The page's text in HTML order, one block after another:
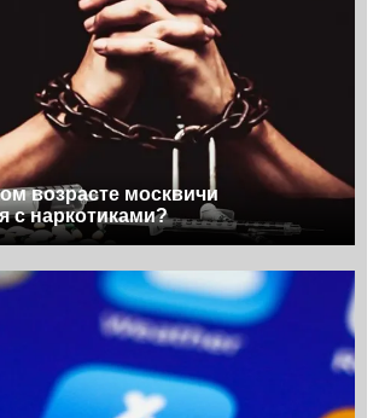
возрасте москвичи
с наркотиками?